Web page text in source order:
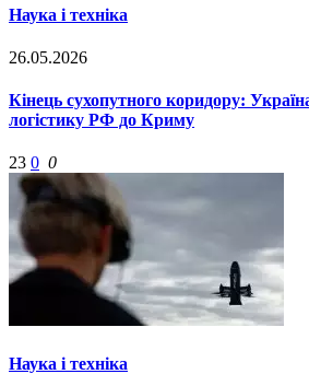
Наука і техніка
26.05.2026
Кінець сухопутного коридору:
логістику РФ до Криму
23 0 0
Наука і техніка